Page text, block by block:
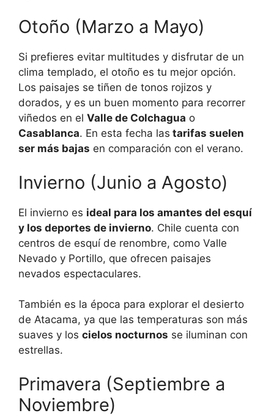
Otoño (Marzo a Mayo)
Si prefieres evitar multitudes y disfrutar de un
clima templado, el otoño es tu mejor opción.
Los paisajes se tiñen de tonos rojizos y
dorados, y es un buen momento para recorrer
viñedos en el Valle de Colchagua o
Casablanca. En esta fecha las tarifas suelen
ser más bajas en comparación con el verano.
Invierno (Junio a Agosto)
El invierno es ideal para los amantes del esquí
y los deportes de invierno. Chile cuenta con
centros de esquí de renombre, como Valle
Nevado y Portillo, que ofrecen paisajes
nevados espectaculares.
También es la época para explorar el desierto
de Atacama, ya que las temperaturas son más
suaves y los cielos nocturnos se iluminan con
estrellas.
Primavera (Septiembre a
Noviembre)